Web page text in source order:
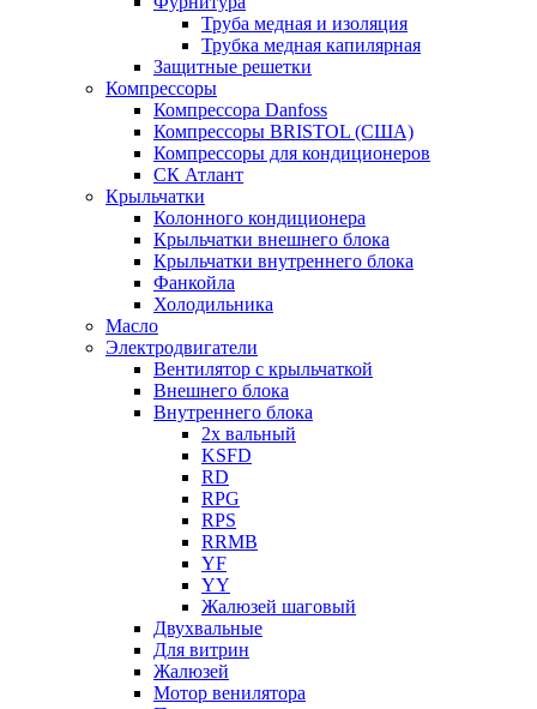
Труба медная и изоляция
Трубка медная капилярная
Защитные решетки
Компрессоры
Компрессора Danfoss
Компрессоры BRISTOL (США)
Компрессоры для кондиционеров
СК Атлант
Крыльчатки
Колонного кондиционера
Крыльчатки внешнего блока
Крыльчатки внутреннего блока
Фанкойла
Холодильника
Масло
Электродвигатели
Вентилятор с крыльчаткой
Внешнего блока
Внутреннего блока
2х вальный
KSFD
RD
RPG
RPS
RRMB
YF
YY
Жалюзей шаговый
Двухвальные
Для витрин
Жалюзей
Мотор венилятора